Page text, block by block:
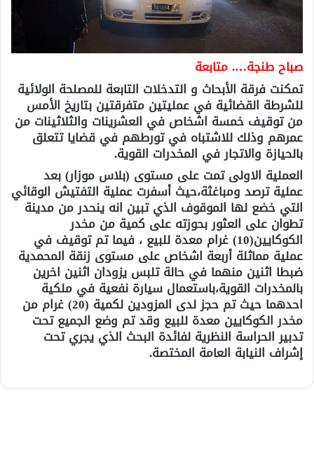
صباح طنجة…. متابعة
تمكنت فرقة الأبحاث و التدخلات التابعة للمصلحة الولائية
للشرطة القضائية في عمليتين متفرقتين بتاريخ الأمس
من توقيف خمسة اشخاص في العشرينات والثلاثينات من
عمرهم وذلك للاشتباه في تورطهم في قضايا تتعلق
بالحيازة والاتجار في المخدرات القوية.
العملية الاولى تمت على مستوى (بلاس موزار) بعد
عملية ترصد ومباغثة،حيث أسفرت عملية التفتيش الوقائي
التي خضع لها الموقوف الذي تبين انه ينحدر من مدينة
تطوان على العثور بحوزته على كمية من مخدر
الكوكايين(10) غرام معدة للبيع ، فيما تم توقيف في
عملية مماثلة أربعة اشخاص على مستوى زنقة المحمدية
ضبطا اثنين منهما في حالة تلبس يزودان اثنين اخرين
بالمخدرات القوية،باستعمال سيارة نفعية في ملكية
احدهما حيث تم حجز لدى المزودين لكمية (20) غرام من
مخدر الكوكايين معدة للبيع وقد تم وضع الجميع تحت
تدبير الحراسة النظرية لفائدة البحث الذي يجري تحت
إشراف النيابة العامة المختصة.